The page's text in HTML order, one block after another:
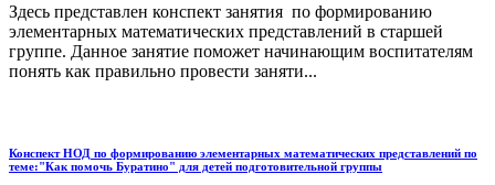
Здесь представлен конспект занятия по формированию
элементарных математических представлений в старшей
группе. Данное занятие поможет начинающим воспитателям
понять как правильно провести заняти...
Конспект НОД по формированию элементарных математических представлений по
теме:"Как помочь Буратино" для детей подготовительной группы